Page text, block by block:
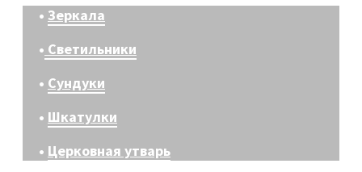
• Зеркала
• Светильники
• Сундуки
• Шкатулки
• Церковная утварь